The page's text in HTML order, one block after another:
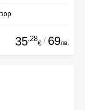
35.28
€ / 69лв.